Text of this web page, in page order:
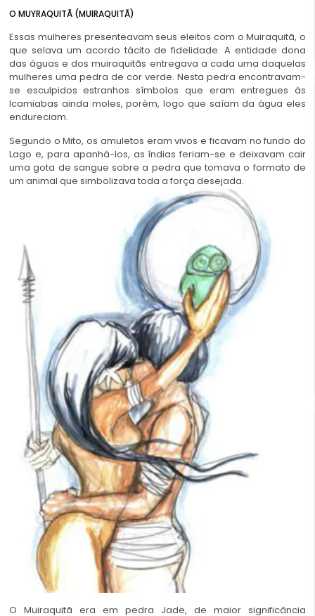
O MUYRAQUITÃ (MUIRAQUITÃ)
Essas mulheres presenteavam seus eleitos com o Muiraquitã, o
que selava um acordo tácito de fidelidade. A entidade dona
das águas e dos muiraquitãs entregava a cada uma daquelas
mulheres uma pedra de cor verde. Nesta pedra encontravam-
se esculpidos estranhos símbolos que eram entregues às
Icamiabas ainda moles, porém, logo que saíam da água eles
endureciam.
Segundo o Mito, os amuletos eram vivos e ficavam no fundo do
Lago e, para apanhá-los, as índias feriam-se e deixavam cair
uma gota de sangue sobre a pedra que tomava o formato de
um animal que simbolizava toda a força desejada.
O Muiraquitã era em pedra Jade, de maior significância